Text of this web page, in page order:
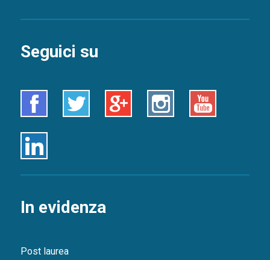
Seguici su
Facebook Twitter Google+ Instagram Youtube
Linkedin
In evidenza
Post laurea